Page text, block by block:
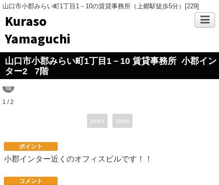
山口市小郡みらい町1丁目1－10の賃貸事務所（上郷駅徒歩5分）[229]
Kuraso
Yamaguchi
山口市小郡みらい町1丁目1－10 賃貸事務所 小郡イン
ター2
7階
1 / 2
prev next
ポイント
小郡インター近くのオフィスビルです！！
コメント